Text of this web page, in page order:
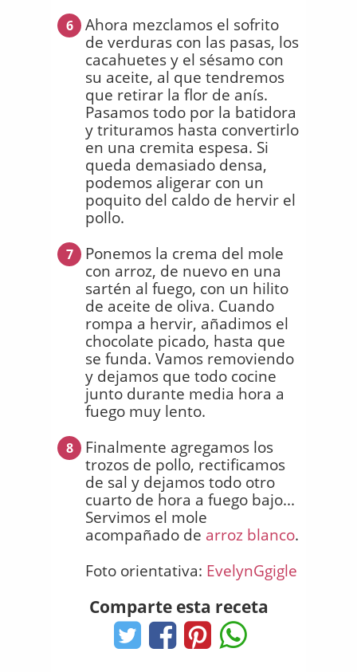
6
Ahora mezclamos el sofrito
de verduras con las pasas, los
cacahuetes y el sésamo con
su aceite, al que tendremos
que retirar la flor de anís.
Pasamos todo por la batidora
y trituramos hasta convertirlo
en una cremita espesa. Si
queda demasiado densa,
podemos aligerar con un
poquito del caldo de hervir el
pollo.
7
Ponemos la crema del mole
con arroz, de nuevo en una
sartén al fuego, con un hilito
de aceite de oliva. Cuando
rompa a hervir, añadimos el
chocolate picado, hasta que
se funda. Vamos removiendo
y dejamos que todo cocine
junto durante media hora a
fuego muy lento.
8
Finalmente agregamos los
trozos de pollo, rectificamos
de sal y dejamos todo otro
cuarto de hora a fuego bajo...
Servimos el mole
acompañado de arroz blanco.
Foto orientativa: EvelynGgigle
Comparte esta receta